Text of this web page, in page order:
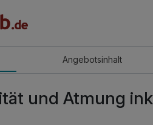
Angebotsinhalt
und Atmung